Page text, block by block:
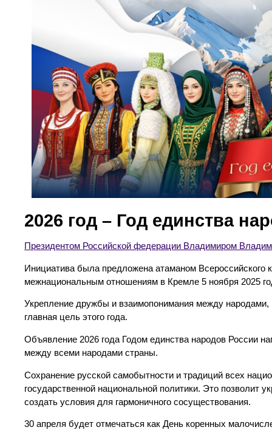
2026 год – Год единства
Президентом Российской федерации Владимиром
Инициатива была предложена атаманом Всероссийского
межнациональным отношениям в Кремле 5 ноября 2025
Укрепление дружбы и взаимопонимания между
главная цель этого года.
Объявление 2026 года Годом единства народов России
между всеми народами страны.
Сохранение русской самобытности и традиций всех
государственной национальной политики. Это позволит
создать условия для гармоничного сосуществования.
30 апреля будет отмечаться как День коренных